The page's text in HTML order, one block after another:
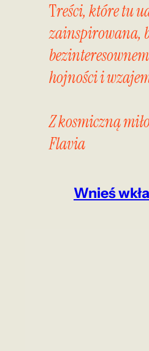
Treści, które tu
zainspirowana,
hojności i
Z kosmiczną
Flavia
Wnieś